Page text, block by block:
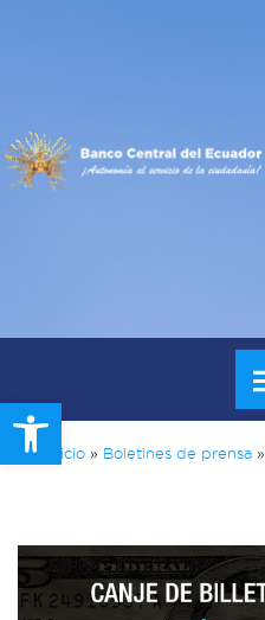
Open toolbar
Inicio » Boletines de prensa »